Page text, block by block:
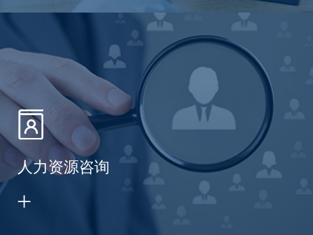
人力资源咨询